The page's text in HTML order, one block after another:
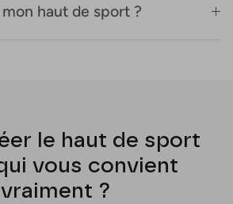
haut de sport ?
le haut de sport
vous convient
vraiment ?